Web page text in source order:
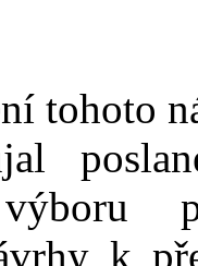
tohoto
výboru
k